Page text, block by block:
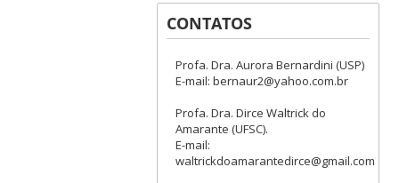
CONTATOS
Profa. Dra. Aurora Bernardini (USP)
E-mail: bernaur2@yahoo.com.br
Profa. Dra. Dirce Waltrick do
Amarante (UFSC).
E-mail:
waltrickdoamarantedirce@gmail.com